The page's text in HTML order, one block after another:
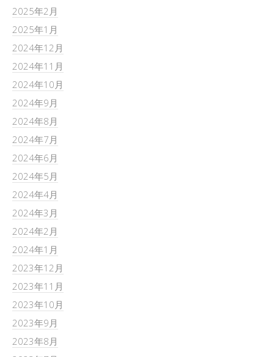
2025年2月
2025年1月
2024年12月
2024年11月
2024年10月
2024年9月
2024年8月
2024年7月
2024年6月
2024年5月
2024年4月
2024年3月
2024年2月
2024年1月
2023年12月
2023年11月
2023年10月
2023年9月
2023年8月